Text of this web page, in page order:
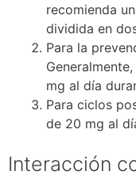
recomienda
dividida en
Para la
mg al día
Para ciclos
de 20 mg al
Interacción